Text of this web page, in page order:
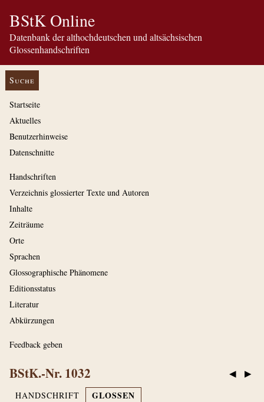
BStK Online
Datenbank der althochdeutschen und altsächsischen
Glossenhandschriften
Suche
Startseite
Aktuelles
Benutzerhinweise
Datenschnitte
Handschriften
Verzeichnis glossierter Texte und Autoren
Inhalte
Zeiträume
Orte
Sprachen
Glossographische Phänomene
Editionsstatus
Literatur
Abkürzungen
Feedback geben
◀ ▶
BStK.-Nr. 1032
HANDSCHRIFT GLOSSEN